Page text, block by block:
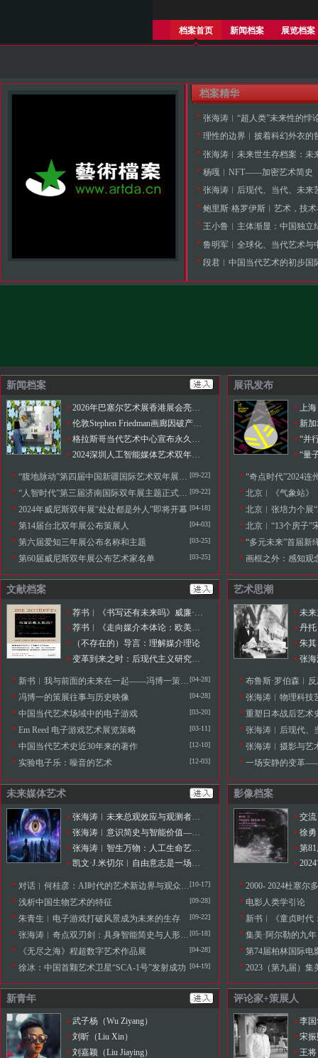
档案首页 新闻档案 展览档案
档案精华
理性的边界︱披着科幻外衣的
杨嘎︱NFT——加密艺术简史
鲍里斯·格罗伊斯︱艺术，技
王小鲁︱主体渐显：中国独立
鲁明军︱全球化、当代艺术与
新闻档案
2026年巴塞尔艺术展香港展会亮点揭晓
伦敦Stephen Friedman画廊因破产永久关闭
[09-22]
“腹地脉动”第四届中国新疆国际艺术双年展开幕
[09-22]
“人智时代”第三届济南国际双年展主题正式发布
[04-18]
2024年威尼斯双年展“处处都是外人”即将开幕
[04-03]
第14届台北双年展公布策展人
[03-25]
第六届爱知三年展公布名称和主题
[03-25]
第60届威尼斯双年展公布艺术家名单
展讯发布
上
新
“并
“量
“奇点时代”2024连
北京︱《气象站》
北京︱张培力个展
北京︱“13个房子”
“多元未来”首届新
画框之外：感知观
文献档案
荐书︱《走向媒介本体论：欧美媒介理论文选》
（不存在的）导言：理解媒介理论
变革到来之时：后现代主义研究（上）
[04-28]
新书︱我与前面的未来在一起——冯博一策展往事
[04-28]
冯博一的策展往事与历史映像
[03-20]
中国当代艺术场域中的电子游戏
[03-11]
Em Reed 电子游戏艺术展览策略
[12-10]
中国当代艺术史近30年来的著作
[12-03]
实验电子乐：噪音的艺术
艺术思潮
未
丹
布鲁斯·罗伯森︱
张海涛︱物理科技艺术媒
重塑日本战后艺术
张海涛︱后现代、当代
张海涛︱摄影与艺术媒
一场安静的变革
未来媒体艺术
张海涛︱未来总观效应与观测者效应的认知转向
凯文·J.米切尔︱自由意志是一场幻觉吗？
[10-17]
对话︱何桂彦：AI时代的艺术新边界与观众体验探索
[09-28]
浅析中国生物艺术的特征
[09-22]
朱青生︱电子游戏打破风景成为未来的生存
[05-18]
张海涛︱奇点双刃剑：具身智能简史与人形机器人元年——未来人工智能艺术新浪潮的价值判断要素
[04-28]
《无尽之海》程超数字艺术作品展
[04-19]
徐冰：中国首颗艺术卫星“SCA-1号”发射成功
影像档案
交
徐
2000- 2024杜塞尔多
电影人类学引论
新书︱《童贞时代
集美·阿尔勒的九
第74届柏林国际电
2023（第九届）集美·阿
新青年
武子杨（Wu Ziyang）
刘昕（Liu Xin）
刘嘉颖（Liu Jiaying）
评论家+策展人
李国
宋振
王将